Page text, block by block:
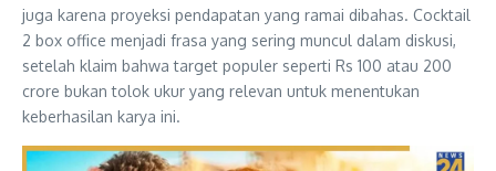
juga karena proyeksi pendapatan yang ramai dibahas. Cocktail
2 box office menjadi frasa yang sering muncul dalam diskusi,
setelah klaim bahwa target populer seperti Rs 100 atau 200
crore bukan tolok ukur yang relevan untuk menentukan
keberhasilan karya ini.